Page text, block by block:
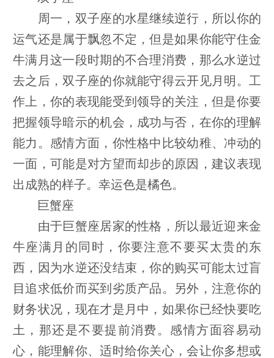
周一，双子座的水星继续逆行，所以你的
运气还是属于飘忽不定，但是如果你能守住金
牛满月这一段时期的不合理消费，那么水逆过
去之后，双子座的你就能守得云开见月明。工
作上，你的表现能受到领导的关注，但是你要
把握领导暗示的机会，成功与否，在你的理解
能力。感情方面，你性格中比较幼稚、冲动的
一面，可能是对方望而却步的原因，建议表现
出成熟的样子。幸运色是橘色。
巨蟹座
由于巨蟹座居家的性格，所以最近迎来金
牛座满月的同时，你要注意不要买太贵的东
西，因为水逆还没结束，你的购买可能太过盲
目追求低价而买到劣质产品。另外，注意你的
财务状况，现在才是月中，如果你已经快要吃
土，那还是不要提前消费。感情方面容易动
心，能理解你、适时给你关心，会让你多想或